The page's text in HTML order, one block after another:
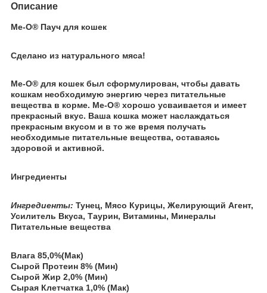
Описание
Me-O® Пауч для кошек
Сделано из натурального мяса!
Ме-О® для кошек был сформулирован, чтобы давать
кошкам необходимую энергию через питательные
вещества в корме. Me-O® хорошо усваивается и имеет
прекрасный вкус. Ваша кошка может наслаждаться
прекрасным вкусом и в то же время получать
необходимые питательные вещества, оставаясь
здоровой и активной.
Ингредиенты
Ингредиенты: Тунец, Мясо Курицы, Желирующий Агент,
Усилитель Вкуса, Таурин, Витамины, Минералы
Питательные вещества
Влага 85,0%(Мак)
Сырой Протеин 8% (Мин)
Сырой Жир 2,0% (Мин)
Сырая Клетчатка 1,0% (Мак)